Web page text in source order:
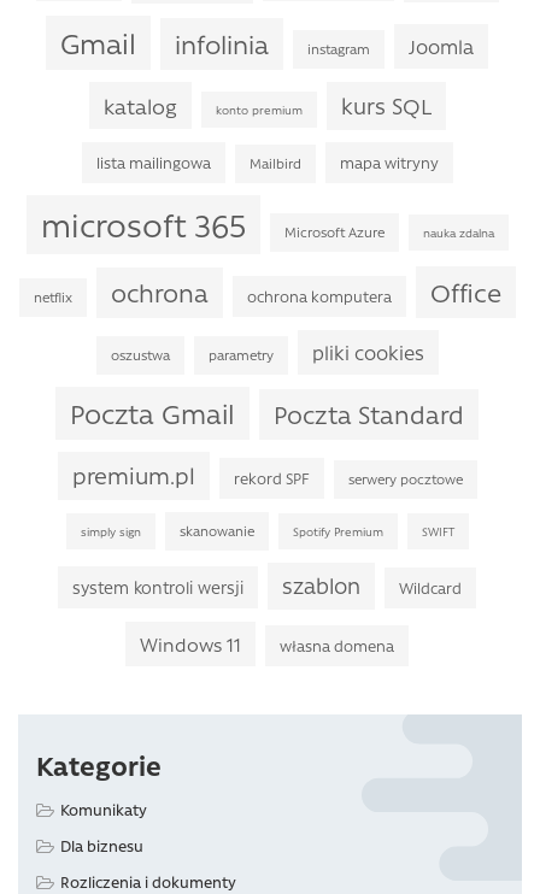
Gmail infolinia instagram Joomla
katalog konto premium kurs SQL
lista mailingowa Mailbird mapa witryny
microsoft 365 Microsoft Azure nauka zdalna
netflix ochrona ochrona komputera Office
oszustwa parametry pliki cookies
Poczta Gmail Poczta Standard
premium.pl rekord SPF serwery pocztowe
simply sign skanowanie Spotify Premium SWIFT
system kontroli wersji szablon Wildcard
Windows 11 własna domena
Kategorie
Komunikaty
Dla biznesu
Rozliczenia i dokumenty